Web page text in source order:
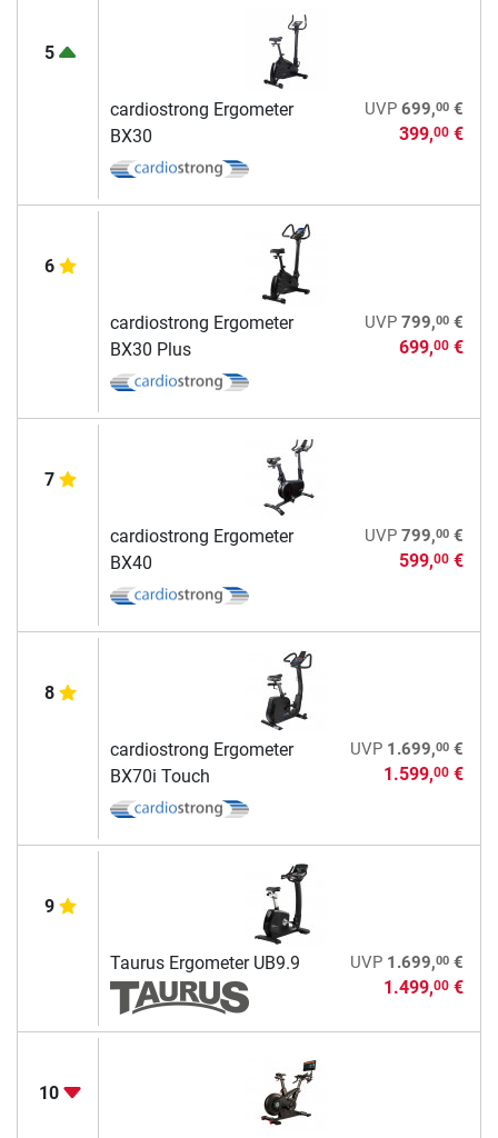
5
cardiostrong Ergometer
BX30
UVP 699,00€
399,00€
6
cardiostrong Ergometer
BX30 Plus
UVP 799,00€
699,00€
7
cardiostrong Ergometer
BX40
UVP 799,00€
599,00€
8
cardiostrong Ergometer
BX70i Touch
UVP 1.699,00€
1.599,00€
9
Taurus Ergometer UB9.9 UVP 1.699,00€
1.499,00€
10